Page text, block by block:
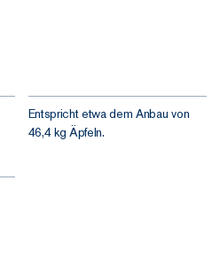
Entspricht etwa dem Anbau von
46,4 kg Äpfeln.